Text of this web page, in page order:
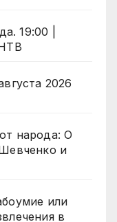
19:00 |
2026
народа: О
и
или
в